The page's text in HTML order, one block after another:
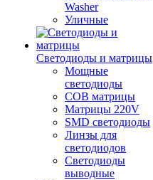
Washer
Уличные
Светодиоды и матрицы
Мощные
светодиоды
COB матрицы
Матрицы 220V
SMD светодиоды
Линзы для
светодиодов
Светодиоды
выводные